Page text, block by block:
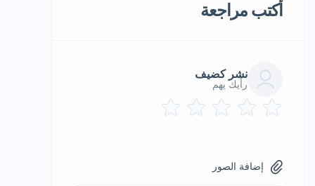
أكتب مراجعة
نشر كضيف
رأيك يهم
إضافة الصور